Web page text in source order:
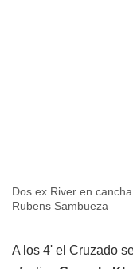
Dos ex River en
Rubens Sambueza
A los 4' el Cruzado